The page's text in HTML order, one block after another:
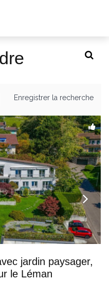
Enregistrer la recherche
jardin paysager,
le Léman